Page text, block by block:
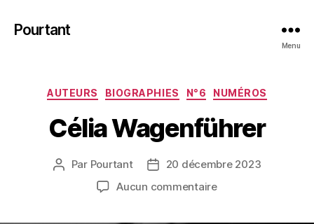
Pourtant
Menu
Catégories
AUTEURS BIOGRAPHIES N°6 NUMÉROS
Célia Wagenführer
Auteur
Par Pourtant
Date20 décembre 2023
Aucun commentairesur